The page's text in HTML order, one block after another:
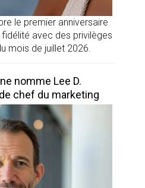
le premier anniversaire
avec des privilèges
mois de juillet 2026.
nomme Lee D.
chef du marketing